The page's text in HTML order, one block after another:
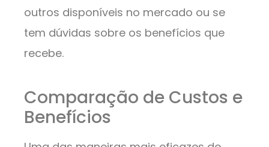
outros disponíveis no mercado ou se
tem dúvidas sobre os benefícios que
recebe.
Comparação de Custos e
Benefícios